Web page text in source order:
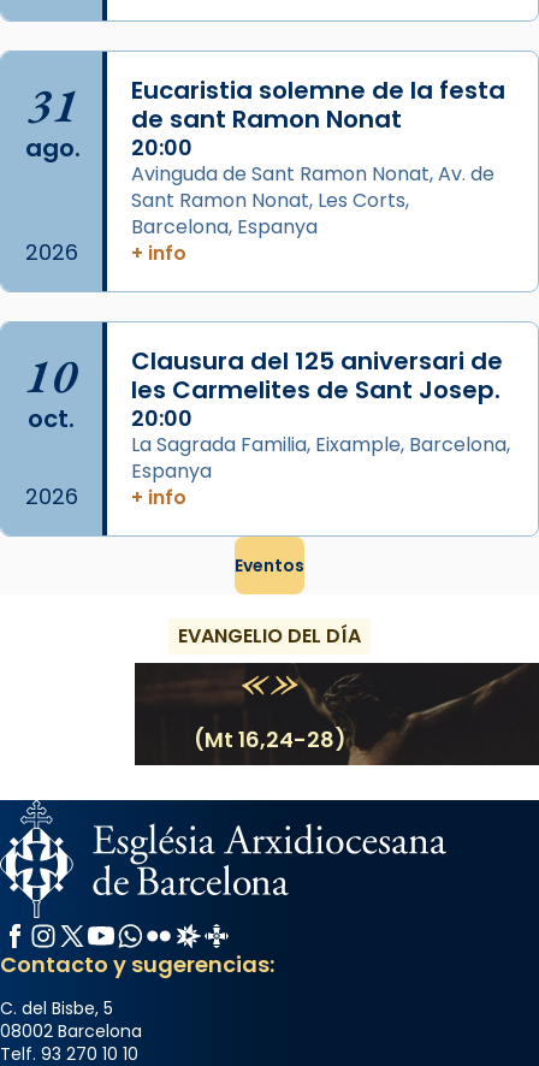
Arquebisbat de Barcelona
2 weeks ago
Memòria de les santes Juliana i
Semproniana, verges i màrtirs.
Acompanyant la història de sant Cugat, a
partir de l’Edat Mitjana sorgeix la tradició
frare Joan Gaspar Roig, afirma en una obra
que les santes són filles de l’antiga Iluro.
Mataró en reivindicarà les relíq
Foto
View on Facebook · Share
31
ago.
2026
Eucaristia solemne de la festa
de sant Ramon Nonat
20:00
Avinguda de Sant Ramon Nonat, Av. de
Sant Ramon Nonat, Les Corts,
Barcelona, Espanya
+ info
10
oct.
2026
Clausura del 125 aniversari de
les Carmelites de Sant Josep.
20:00
La Sagrada Familia, Eixample, Barcelona,
Espanya
+ info
Eventos
EVANGELIO DEL DÍA
(Mt 16,24-28)
Facebook
Instagram
X / Twitter
YouTube
WhatsApp
FlickrRadio Estel
Catalunya Cristiana
Contacto y sugerencias:
C. del Bisbe, 5
08002 Barcelona
Telf. 93 270 10 10